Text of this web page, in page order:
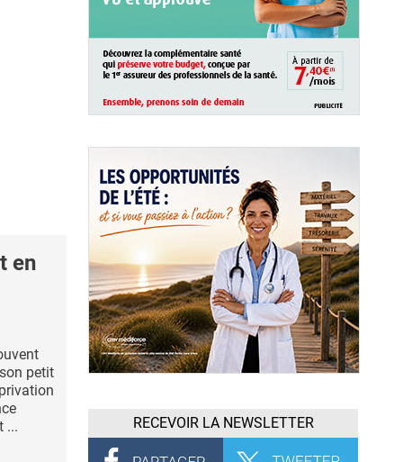
en
petit
...
RECEVOIR LA NEWSLETTER